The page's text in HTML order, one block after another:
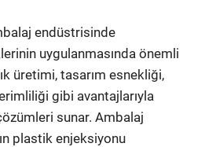
endüstrisinde
uygulanmasında önemli
üretimi, tasarım esnekliği,
gibi avantajlarıyla
sunar. Ambalaj
plastik enjeksiyonu